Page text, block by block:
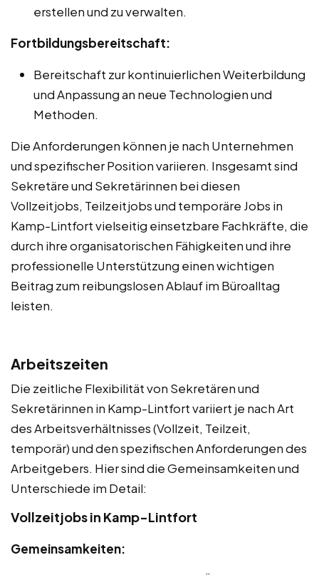
erstellen und zu verwalten.
Fortbildungsbereitschaft:
Bereitschaft zur kontinuierlichen Weiterbildung
und Anpassung an neue Technologien und
Methoden.
Die Anforderungen können je nach Unternehmen
und spezifischer Position variieren. Insgesamt sind
Sekretäre und Sekretärinnen bei diesen
Vollzeitjobs, Teilzeitjobs und temporäre Jobs in
Kamp-Lintfort vielseitig einsetzbare Fachkräfte, die
durch ihre organisatorischen Fähigkeiten und ihre
professionelle Unterstützung einen wichtigen
Beitrag zum reibungslosen Ablauf im Büroalltag
leisten.
Arbeitszeiten
Die zeitliche Flexibilität von Sekretären und
Sekretärinnen in Kamp-Lintfort variiert je nach Art
des Arbeitsverhältnisses (Vollzeit, Teilzeit,
temporär) und den spezifischen Anforderungen des
Arbeitgebers. Hier sind die Gemeinsamkeiten und
Unterschiede im Detail:
Vollzeitjobs in Kamp-Lintfort
Gemeinsamkeiten: